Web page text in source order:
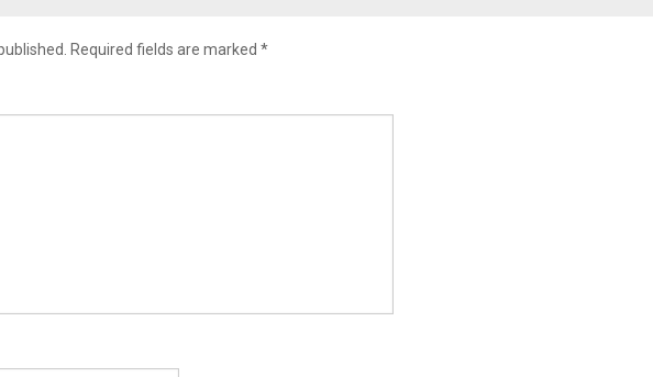
Required fields are marked *